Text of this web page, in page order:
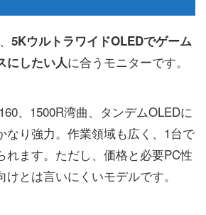
5KウルトラワイドOLEDでゲーム
にしたい人に合うモニターです。
、1500R湾曲、タンデムOLEDに
なり強力。作業領域も広く、1台で
れます。ただし、価格と必要PC性
とは言いにくいモデルです。